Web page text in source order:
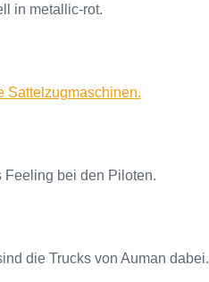
in metallic-rot.
Sattelzugmaschinen.
Feeling bei den Piloten.
die Trucks von Auman dabei.